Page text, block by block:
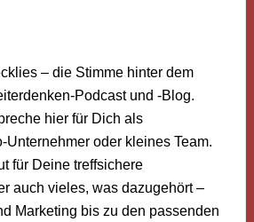
– die Stimme hinter dem
Podcast und -Blog.
hier für Dich als
Unternehmer oder kleines Team.
für Deine treffsichere
auch vieles, was dazugehört –
Marketing bis zu den passenden